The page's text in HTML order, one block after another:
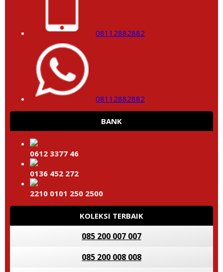
08112882882
08112882882
BANK
0612 3377 46
0136 452 272
2210 0101 250 2500
KOLEKSI TERBAIK
085 200 007 007
085 200 008 008